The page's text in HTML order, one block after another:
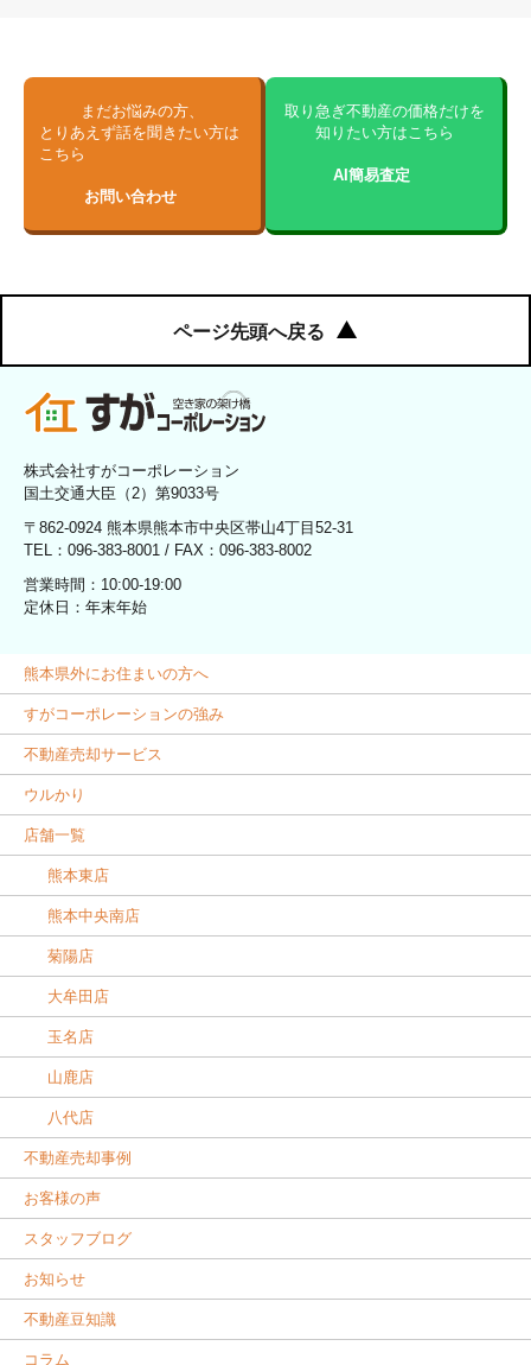
まだお悩みの方、
とりあえず話を聞きたい方は
こちら
お問い合わせ
取り急ぎ不動産の価格だけを
知りたい方はこちら
AI簡易査定
ページ先頭へ戻る
株式会社すがコーポレーション
国土交通大臣（2）第9033号
〒862-0924 熊本県熊本市中央区帯山4丁目52-31
TEL：096-383-8001 / FAX：096-383-8002
営業時間：10:00-19:00
定休日：年末年始
熊本県外にお住まいの方へ
すがコーポレーションの強み
不動産売却サービス
ウルかり
店舗一覧
熊本東店
熊本中央南店
菊陽店
大牟田店
玉名店
山鹿店
八代店
不動産売却事例
お客様の声
スタッフブログ
お知らせ
不動産豆知識
コラム